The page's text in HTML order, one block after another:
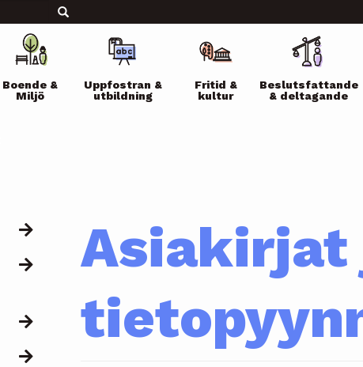
Sök
Päävalikko
Boende &
Miljö
Uppfostran &
utbildning
Fritid &
kultur
Beslutsfattande
& deltagande
Asiakirjat